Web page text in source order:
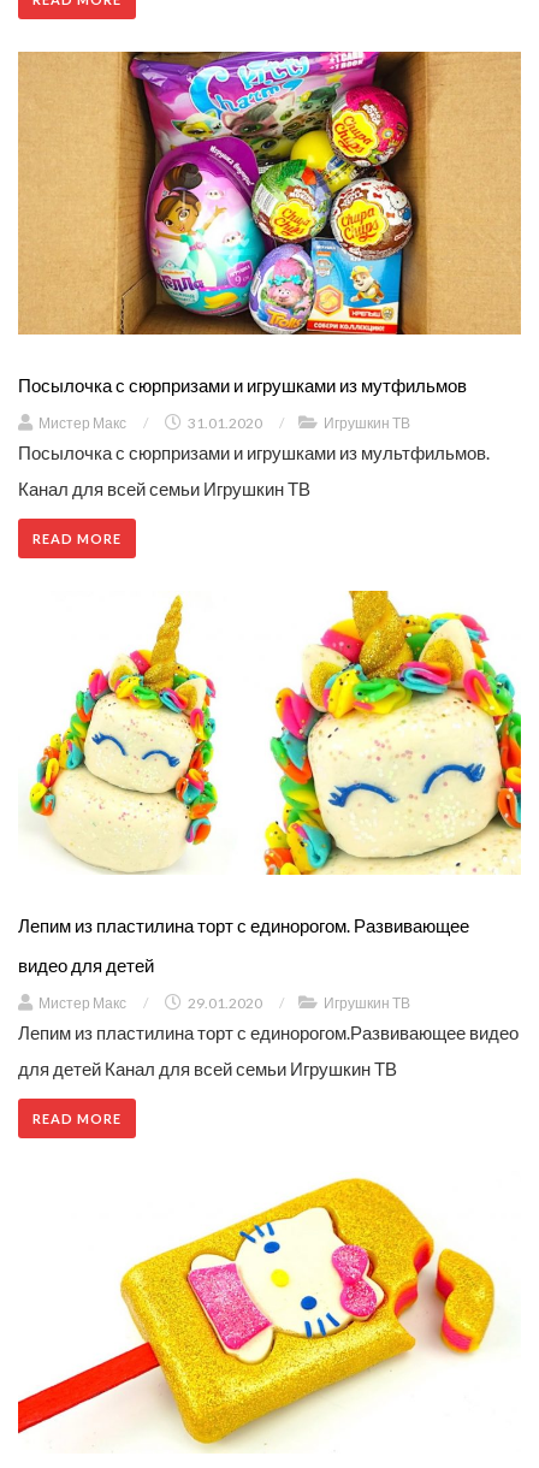
Посылочка с сюрпризами и игрушками из мутфильмов
Мистер Макс / 31.01.2020 / Игрушкин ТВ
Посылочка с сюрпризами и игрушками из мультфильмов.
Канал для всей семьи Игрушкин ТВ
READ MORE
Лепим из пластилина торт с единорогом. Развивающее
видео для детей
Мистер Макс / 29.01.2020 / Игрушкин ТВ
Лепим из пластилина торт с единорогом.Развивающее видео
для детей Канал для всей семьи Игрушкин ТВ
READ MORE